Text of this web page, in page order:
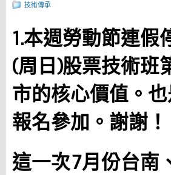
技術傳承
1.本週勞動節連假
(周日)股票技術班
市的核心價值。
報名參加。謝謝！
這一次7月份台南